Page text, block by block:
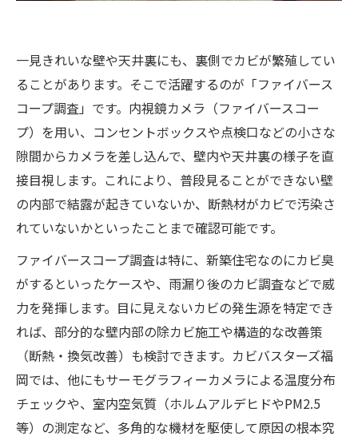
一見きれいな壁や天井裏にも、裏側でカビが繁殖してい
ることがあります。そこで活躍するのが「ファイバース
コープ調査」です。内視鏡カメラ（ファイバースコー
プ）を用い、コンセントボックスや点検口などの小さな
隙間からカメラを差し込んで、壁内や天井裏の様子を直
接目視します。これにより、普段見ることができない壁
の内部で結露が起きていないか、断熱材がカビで汚染さ
れていないかといったことまで確認可能です。
ファイバースコープ調査は特に、新築住宅なのにカビ臭
がするといったケースや、雨漏り後のカビ調査などで威
力を発揮します。目に見えないカビの発生源を特定でき
れば、部分的な壁内部の除カビ施工や構造的な改善策
（断熱・換気改善）も検討できます。カビバスターズ福
岡では、他にもサーモグラフィーカメラによる温度分布
チェックや、室内空気質（ホルムアルデヒドやPM2.5
等）の測定など、多角的な機材を駆使して原因の根本究